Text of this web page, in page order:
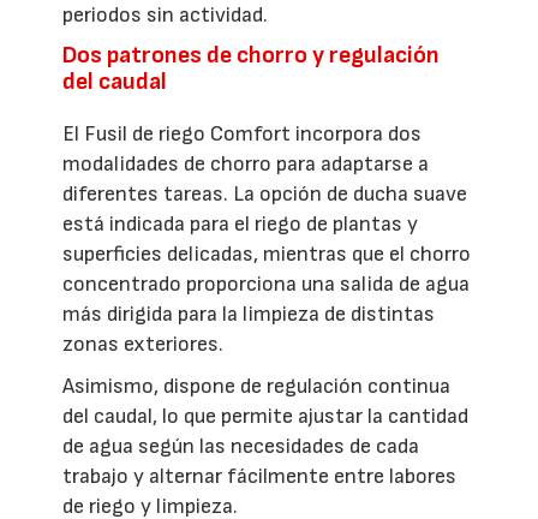
periodos sin actividad.
Dos patrones de chorro y regulación
del caudal
El Fusil de riego Comfort incorpora dos
modalidades de chorro para adaptarse a
diferentes tareas. La opción de ducha suave
está indicada para el riego de plantas y
superficies delicadas, mientras que el chorro
concentrado proporciona una salida de agua
más dirigida para la limpieza de distintas
zonas exteriores.
Asimismo, dispone de regulación continua
del caudal, lo que permite ajustar la cantidad
de agua según las necesidades de cada
trabajo y alternar fácilmente entre labores
de riego y limpieza.